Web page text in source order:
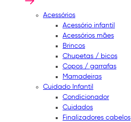
Acessórios
Acessório infantil
Acessórios mães
Brincos
Chupetas / bicos
Copos / garrafas
Mamadeiras
Cuidado Infantil
Condicionador
Cuidados
Finalizadores cabelos